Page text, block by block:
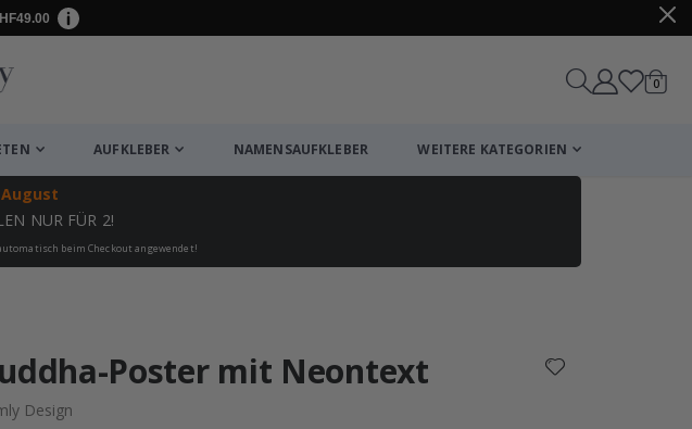
Wagen
0
AUFKLEBER NAMENSAUFKLEBER WEITERE KATEGORIEN
NUR FÜR 2!
beim Checkout angewendet!
Poster mit Neontext
Design